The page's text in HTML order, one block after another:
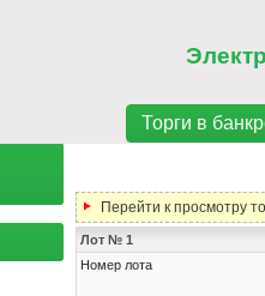
Торги в
Перейти к просмотру
Лот № 1
Номер лота